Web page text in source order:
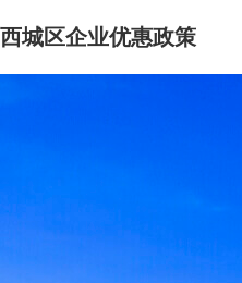
西城区企业优惠政策